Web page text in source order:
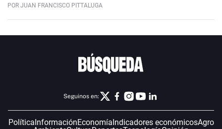
POR JUAN FRANCISCO PITTALUGA
Seguinos en:
PolíticaInformaciónEconomíaIndicadores económicosAgro